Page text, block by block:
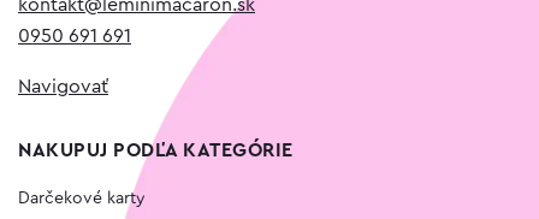
kontakt@leminimacaron.sk
0950 691 691
Navigovať
NAKUPUJ PODĽA KATEGÓRIE
Darčekové karty